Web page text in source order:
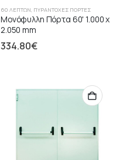
60 ΛΕΠΤΏΝ ΠΥΡΆΝΤΟΧΕΣ ΠΌΡΤΕΣ
Μονόφυλλη Πόρτα 60' 1.000 x
2.050 mm
334.80€